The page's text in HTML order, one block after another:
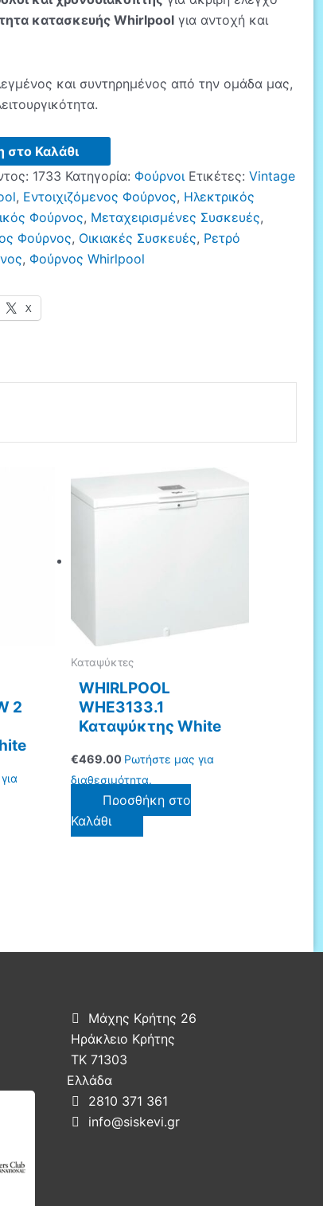
κατασκευής Whirlpoolγια αντοχή και
και συντηρημένος από την ομάδα μας,
στο Καλάθι
1733 Κατηγορία: Φούρνοι Ετικέτες: Vintage
, Εντοιχιζόμενος Φούρνος, Ηλεκτρικός
Φούρνος, Μεταχειρισμένες Συσκευές,
Φούρνος, Οικιακές Συσκευές, Ρετρό
, Φούρνος Whirlpool
X
2
Καταψύκτες
WHIRLPOOL
WHE3133.1
Καταψύκτης White
€469.00 Ρωτήστε μας για
διαθεσιμότητα.
Προσθήκη στο
Καλάθι

Μάχης Κρήτης 26
Ηράκλειο Κρήτης
ΤΚ 71303
Ελλάδα
 2810 371 361
 info@siskevi.gr